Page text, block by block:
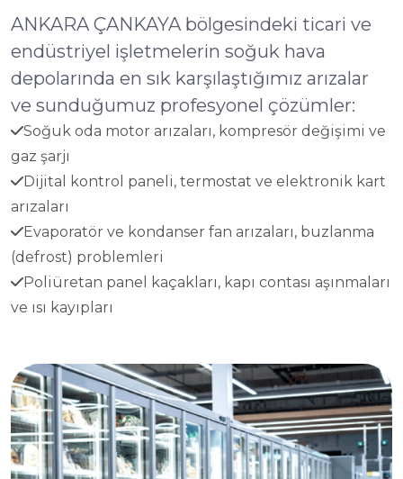
ANKARA ÇANKAYA bölgesindeki ticari ve
endüstriyel işletmelerin soğuk hava
depolarında en sık karşılaştığımız arızalar
ve sunduğumuz profesyonel çözümler:
Soğuk oda motor arızaları, kompresör değişimi ve
gaz şarjı
Dijital kontrol paneli, termostat ve elektronik kart
arızaları
Evaporatör ve kondanser fan arızaları, buzlanma
(defrost) problemleri
Poliüretan panel kaçakları, kapı contası aşınmaları
ve ısı kayıpları